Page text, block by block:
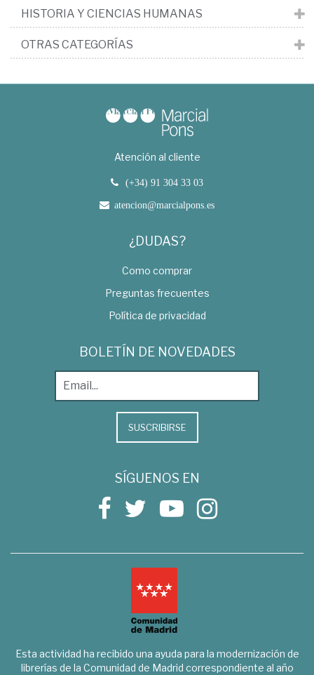
HISTORIA Y CIENCIAS HUMANAS
OTRAS CATEGORÍAS
Atención al cliente
(+34) 91 304 33 03
atencion@marcialpons.es
¿DUDAS?
Como comprar
Preguntas frecuentes
Política de privacidad
BOLETÍN DE NOVEDADES
SUSCRIBIRSE
SÍGUENOS EN
Esta actividad ha recibido una ayuda para la modernización de
librerías de la Comunidad de Madrid correspondiente al año